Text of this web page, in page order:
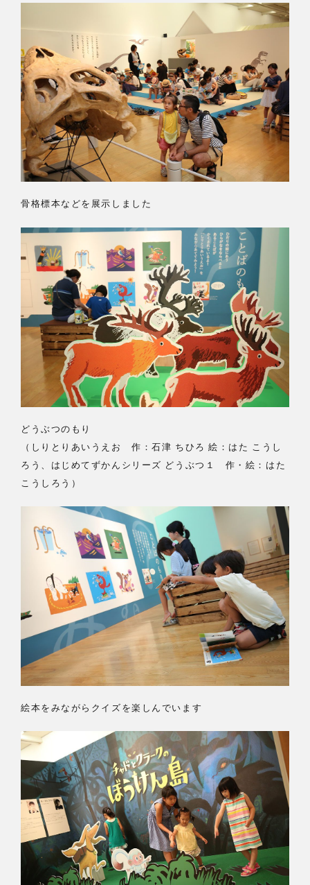
骨格標本などを展示しました
どうぶつのもり
（しりとりあいうえお 作：石津 ちひろ 絵：はた こうし
ろう、はじめてずかんシリーズ どうぶつ１ 作・絵：はた
こうしろう）
絵本をみながらクイズを楽しんでいます